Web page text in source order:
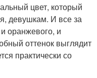
цвет, который
девушкам. И все за
и оранжевого, и
оттенок выглядит
практически со